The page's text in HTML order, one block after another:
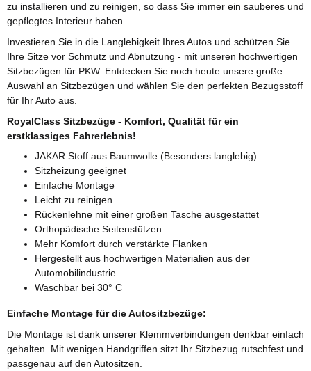
zu installieren und zu reinigen, so dass Sie immer ein sauberes und
gepflegtes Interieur haben.
Investieren Sie in die Langlebigkeit Ihres Autos und schützen Sie
Ihre Sitze vor Schmutz und Abnutzung - mit unseren hochwertigen
Sitzbezügen für PKW. Entdecken Sie noch heute unsere große
Auswahl an Sitzbezügen und wählen Sie den perfekten Bezugsstoff
für Ihr Auto aus.
RoyalClass Sitzbezüge - Komfort, Qualität für ein
erstklassiges Fahrerlebnis!
JAKAR Stoff aus Baumwolle (Besonders langlebig)
Sitzheizung geeignet
Einfache Montage
Leicht zu reinigen
Rückenlehne mit einer großen Tasche ausgestattet
Orthopädische Seitenstützen
Mehr Komfort durch verstärkte Flanken
Hergestellt aus hochwertigen Materialien aus der
Automobilindustrie
Waschbar bei 30° C
Einfache Montage für die Autositzbezüge:
Die Montage ist dank unserer Klemmverbindungen denkbar einfach
gehalten. Mit wenigen Handgriffen sitzt Ihr Sitzbezug rutschfest und
passgenau auf den Autositzen.